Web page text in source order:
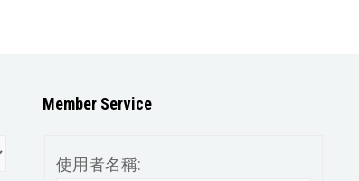
Member Service
使用者名稱: